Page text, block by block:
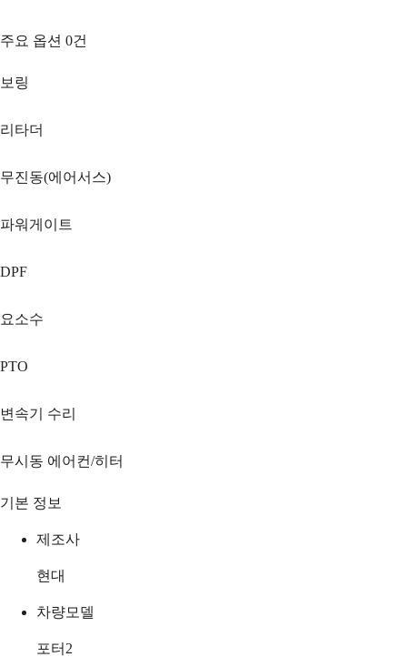
주요 옵션 0건
보링
리타더
무진동(에어서스)
파워게이트
DPF
요소수
PTO
변속기 수리
무시동 에어컨/히터
기본 정보
제조사
현대
차량모델
포터2